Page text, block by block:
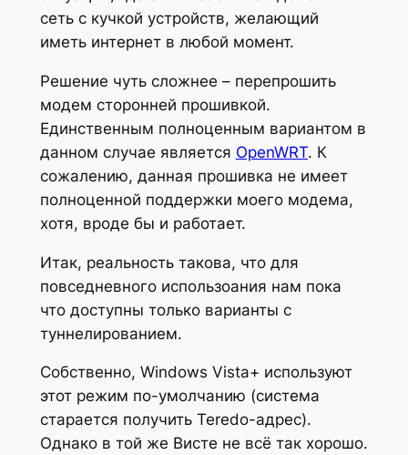
сеть с кучкой устройств, желающий
иметь интернет в любой момент.
Решение чуть сложнее – перепрошить
модем сторонней прошивкой.
Единственным полноценным вариантом в
данном случае является OpenWRT. К
сожалению, данная прошивка не имеет
полноценной поддержки моего модема,
хотя, вроде бы и работает.
Итак, реальность такова, что для
повседневного использоания нам пока
что доступны только варианты с
туннелированием.
Собственно, Windows Vista+ используют
этот режим по-умолчанию (система
старается получить Teredo-адрес).
Однако в той же Висте не всё так хорошо.